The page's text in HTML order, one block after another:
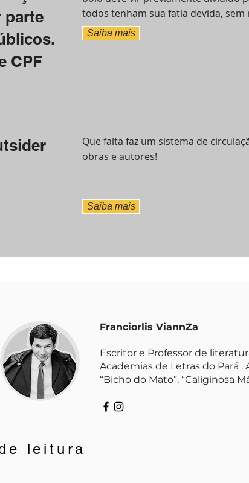
parte
CPF
todos tenham sua fatia devida, sem
Saiba mais
Que falta faz um sistema de
obras e autores!
Saiba mais
Franciorlis ViannZa
Escritor e Professor de
Academias de Letras do Pará .
“Bicho do Mato”, “Caliginosa
leitura